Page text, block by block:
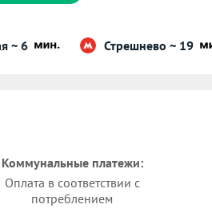
~ 6 Стрешнево ~ 19
Коммунальные платежи:
Оплата в соответствии с
потреблением